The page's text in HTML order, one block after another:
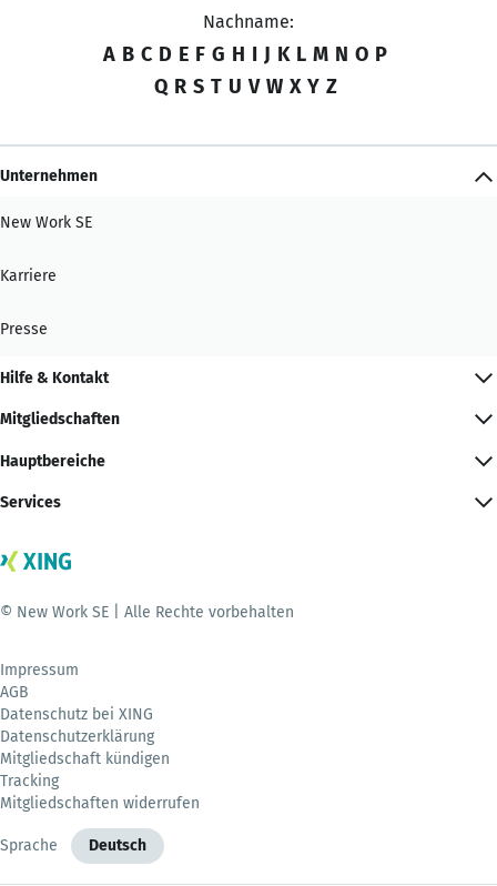
Nachname:
A B C D E F G H I J K L M N O P
Q R S T U V W X Y Z
Unternehmen
New Work SE
Karriere
Presse
Hilfe & Kontakt
Mitgliedschaften
Hauptbereiche
Services
© New Work SE | Alle Rechte vorbehalten
Impressum
AGB
Datenschutz bei XING
Datenschutzerklärung
Mitgliedschaft kündigen
Tracking
Mitgliedschaften widerrufen
Sprache Deutsch